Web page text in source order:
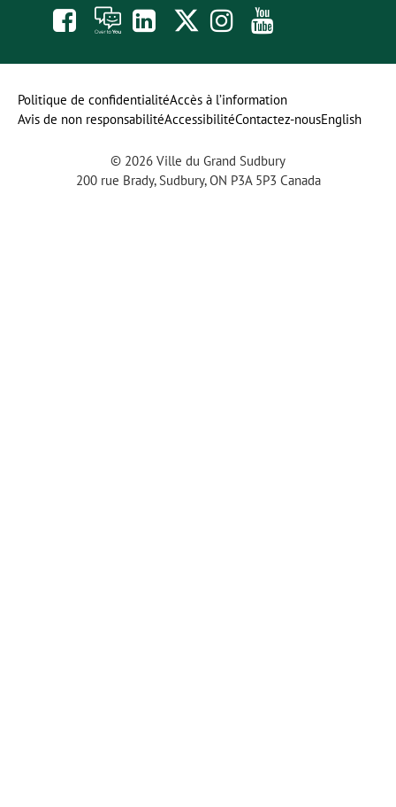
Like
us
on
Facebook
À
toi
la
opens
in
a
tab
Follow
us
on
Follow
us
on
Instagram
to
our
YouTube
channel
© 2026 Ville du Grand Sudbury
200 rue Brady, Sudbury, ON P3A 5P3 Canada
Politique de confidentialitéAccès à l’information
Avis de non responsabilitéAccessibilitéContactez-nousEnglish